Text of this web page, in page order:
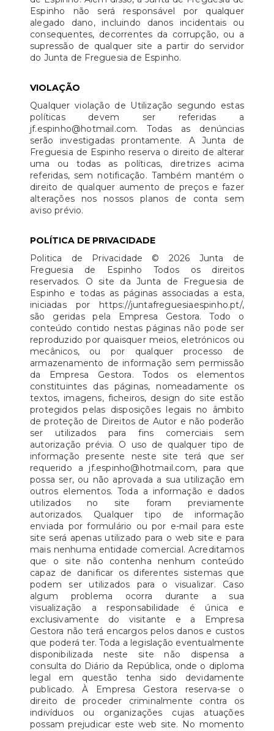
Espinho não será responsável por qualquer
alegado dano, incluindo danos incidentais ou
consequentes, decorrentes da corrupção, ou a
supressão de qualquer site a partir do servidor
do Junta de Freguesia de Espinho.
VIOLAÇÃO
Qualquer violação de Utilização segundo estas
políticas devem ser referidas a
jf.espinho@hotmail.com. Todas as denúncias
serão investigadas prontamente. A Junta de
Freguesia de Espinho reserva o direito de alterar
uma ou todas as políticas, diretrizes acima
referidas, sem notificação. Também mantém o
direito de qualquer aumento de preços e fazer
alterações nos nossos planos de conta sem
aviso prévio.
POLÍTICA DE PRIVACIDADE
Politica de Privacidade © 2026 Junta de
Freguesia de Espinho Todos os direitos
reservados. O site da Junta de Freguesia de
Espinho e todas as páginas associadas a esta,
iniciadas por https://juntafreguesiaespinho.pt/,
são geridas pela Empresa Gestora. Todo o
conteúdo contido nestas páginas não pode ser
reproduzido por quaisquer meios, eletrónicos ou
mecânicos, ou por qualquer processo de
armazenamento de informação sem permissão
da Empresa Gestora. Todos os elementos
constituintes das páginas, nomeadamente os
textos, imagens, ficheiros, design do site estão
protegidos pelas disposições legais no âmbito
de proteção de Direitos de Autor e não poderão
ser utilizados para fins comerciais sem
autorização prévia. O uso de qualquer tipo de
informação presente neste site terá que ser
requerido a jf.espinho@hotmail.com, para que
possa ser, ou não aprovada a sua utilização em
outros elementos. Toda a informação e dados
utilizados no site foram previamente
autorizados. Qualquer tipo de informação
enviada por formulário ou por e-mail para este
site será apenas utilizado para o web site e para
mais nenhuma entidade comercial. Acreditamos
que o site não contenha nenhum conteúdo
capaz de danificar os diferentes sistemas que
podem ser utilizados para o visualizar. Caso
algum problema ocorra durante a sua
visualização a responsabilidade é única e
exclusivamente do visitante e a Empresa
Gestora não terá encargos pelos danos e custos
que poderá ter. Toda a legislação eventualmente
disponibilizada neste site não dispensa a
consulta do Diário da República, onde o diploma
legal em questão tenha sido devidamente
publicado. À Empresa Gestora reserva-se o
direito de proceder criminalmente contra os
indivíduos ou organizações cujas atuações
possam prejudicar este web site. No momento